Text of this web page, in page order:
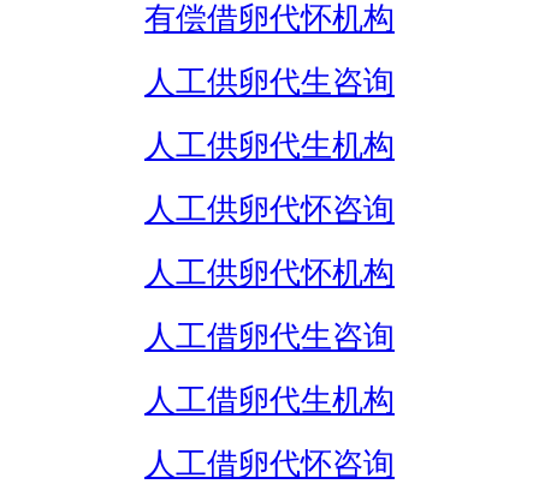
有偿借卵代怀机构
人工供卵代生咨询
人工供卵代生机构
人工供卵代怀咨询
人工供卵代怀机构
人工借卵代生咨询
人工借卵代生机构
人工借卵代怀咨询